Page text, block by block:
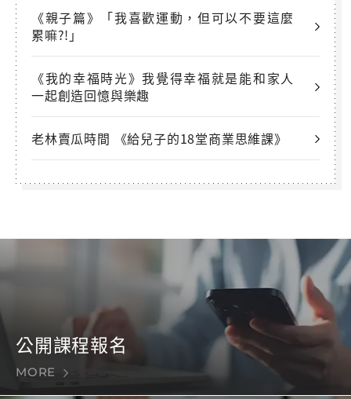
《親子篇》「我喜歡運動，但可以不要這麼
累嘛?!」
《我的幸福時光》我覺得幸福就是能和家人
一起創造回憶與樂趣
老林賣瓜時間 《給兒子的18堂商業思維課》
公開課程報名
MORE